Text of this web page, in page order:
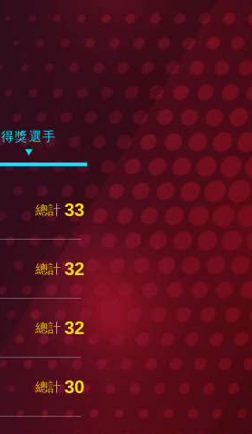
得獎選手
總計 33
總計 32
總計 32
總計 30